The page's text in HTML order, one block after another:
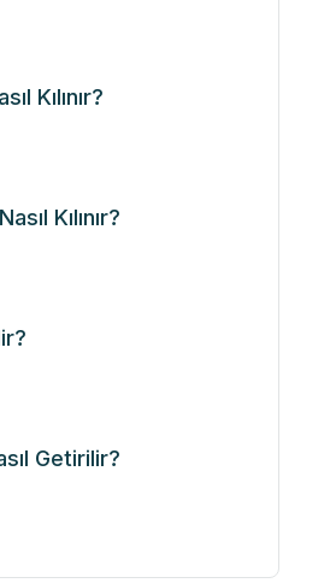
Kılınır?
Kılınır?
Getirilir?